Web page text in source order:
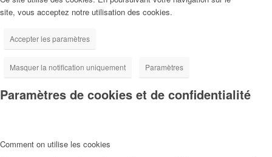
site, vous acceptez notre utilisation des cookies.
Accepter les paramètres
Masquer la notification uniquement Paramètres
Paramètres de cookies et de confidentialité
Comment on utilise les cookies